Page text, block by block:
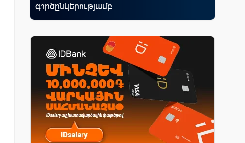
գործընկերությամբ